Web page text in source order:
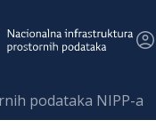
podataka NIPP-a